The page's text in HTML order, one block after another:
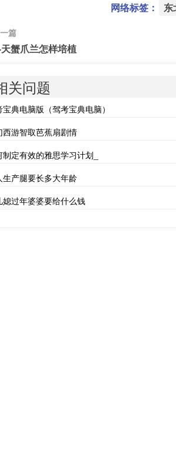
网络标签： 东
篇
蟹爪兰怎样培植
关问题
宝典电脑版（驾考宝典电脑）
西游智取芭蕉扇剧情
制定有效的雅思学习计划_
生产腿要长多大年龄
媳过年婆婆要给什么钱